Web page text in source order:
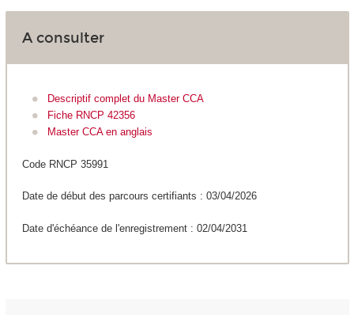
A consulter
Descriptif complet du Master CCA
Fiche RNCP 42356
Master CCA en anglais
Code RNCP 35991
Date de début des parcours certifiants : 03/04/2026
Date d'échéance de l'enregistrement : 02/04/2031